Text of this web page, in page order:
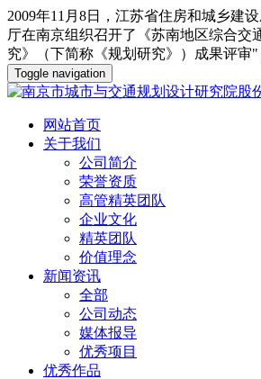
2009年11月8日，江苏省住房和城乡建
厅在南京组织召开了《苏南地区综合交
究》（下简称《规划研究》）成果评审"
Toggle navigation
网站首页
关于我们
公司简介
荣誉资质
高管精英团队
企业文化
精英团队
价值理念
新闻资讯
全部
公司动态
媒体报导
优秀项目
优秀作品